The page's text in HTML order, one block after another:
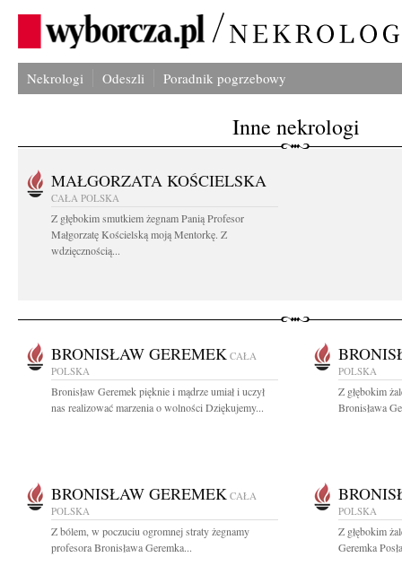
Nekrologi Odeszli Poradnik pogrzebowy
Inne nekrologi
MAŁGORZATA KOŚCIELSKA
CAŁA POLSKA
Z głębokim smutkiem żegnam Panią Profesor
Małgorzatę Kościelską moją Mentorkę. Z
wdzięcznością...
BRONISŁAW GEREMEK CAŁA
POLSKA
Bronisław Geremek pięknie i mądrze umiał i uczył
nas realizować marzenia o wolności Dziękujemy...
POLSKA
Z głębokim
Bronisława
BRONISŁAW GEREMEK CAŁA
POLSKA
Z bólem, w poczuciu ogromnej straty żegnamy
profesora Bronisława Geremka...
POLSKA
Z głębokim
Geremka